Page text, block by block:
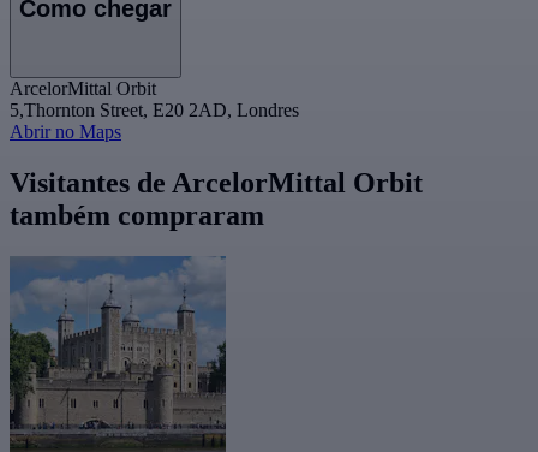
Como chegar
ArcelorMittal Orbit
5,Thornton Street, E20 2AD, Londres
Abrir no Maps
Visitantes de ArcelorMittal Orbit
também compraram